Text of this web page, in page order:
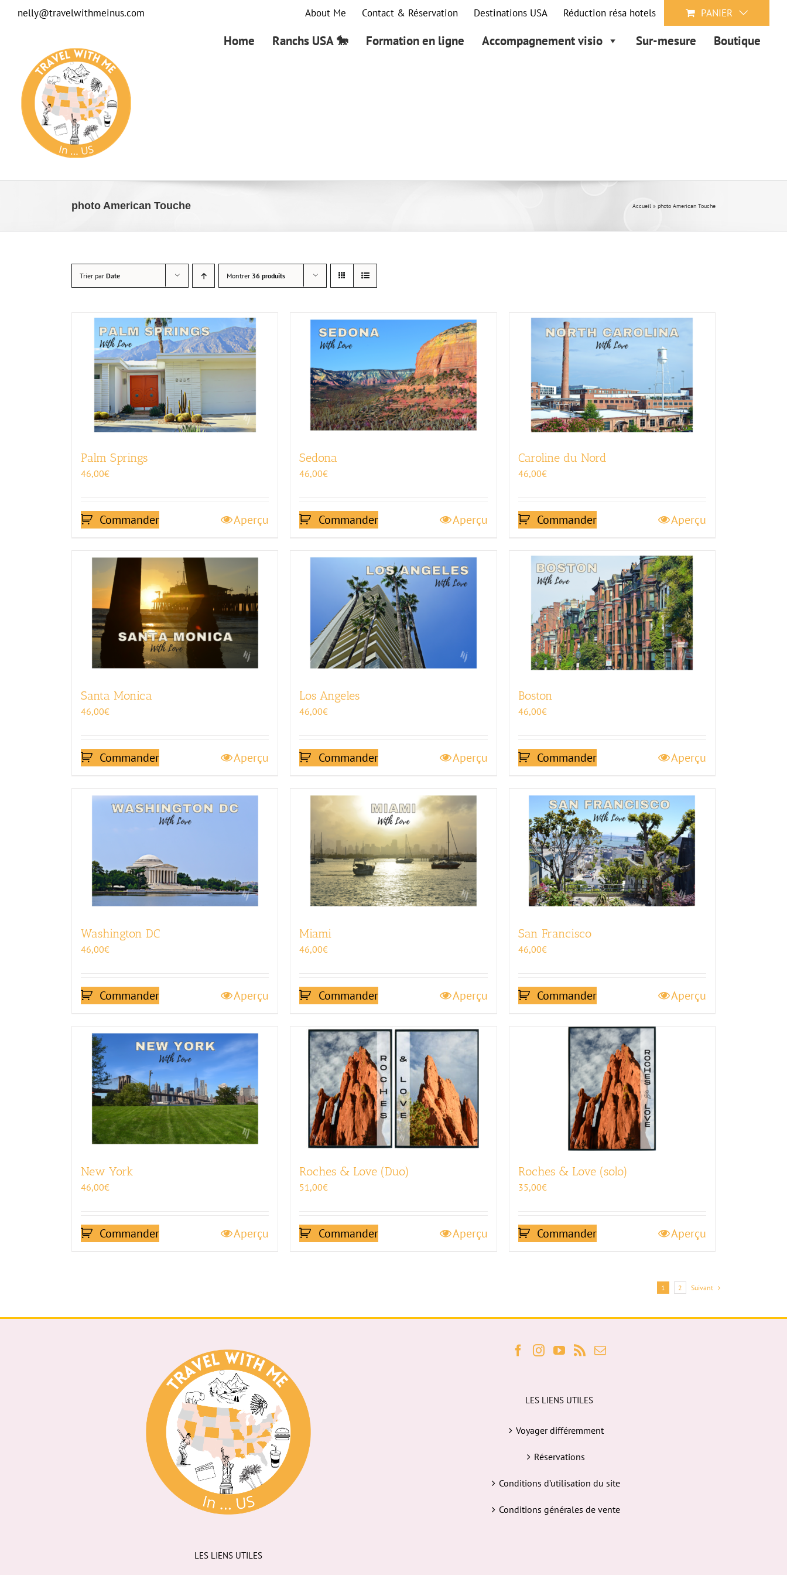
nelly@travelwithmeinus.com About Me Contact & Réservation Destinations USA Réduction résa hotels PANIER
Home Ranchs USA 🐎 Formation en ligne Accompagnement visio Sur-mesure Boutique
photo American Touche Accueil » photo American Touche
Trier par Date Montrer 36 produits
Palm Springs
46,00€
Commander Aperçu
Sedona
46,00€
Commander Aperçu
Caroline du Nord
46,00€
Commander Aperçu
Santa Monica
46,00€
Commander Aperçu
Los Angeles
46,00€
Commander Aperçu
Boston
46,00€
Commander Aperçu
Washington DC
46,00€
Commander Aperçu
Miami
46,00€
Commander Aperçu
San Francisco
46,00€
Commander Aperçu
New York
46,00€
Commander Aperçu
Roches & Love (Duo)
51,00€
Commander Aperçu
Roches & Love (solo)
35,00€
Commander Aperçu
1 2 Suivant
LES LIENS UTILES
LES LIENS UTILES
Voyager différemment
Réservations
Conditions d’utilisation du site
Conditions générales de vente